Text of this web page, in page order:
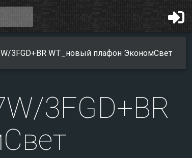
3FGD+BR WT_новый плафон ЭкономСвет
3FGD+BR